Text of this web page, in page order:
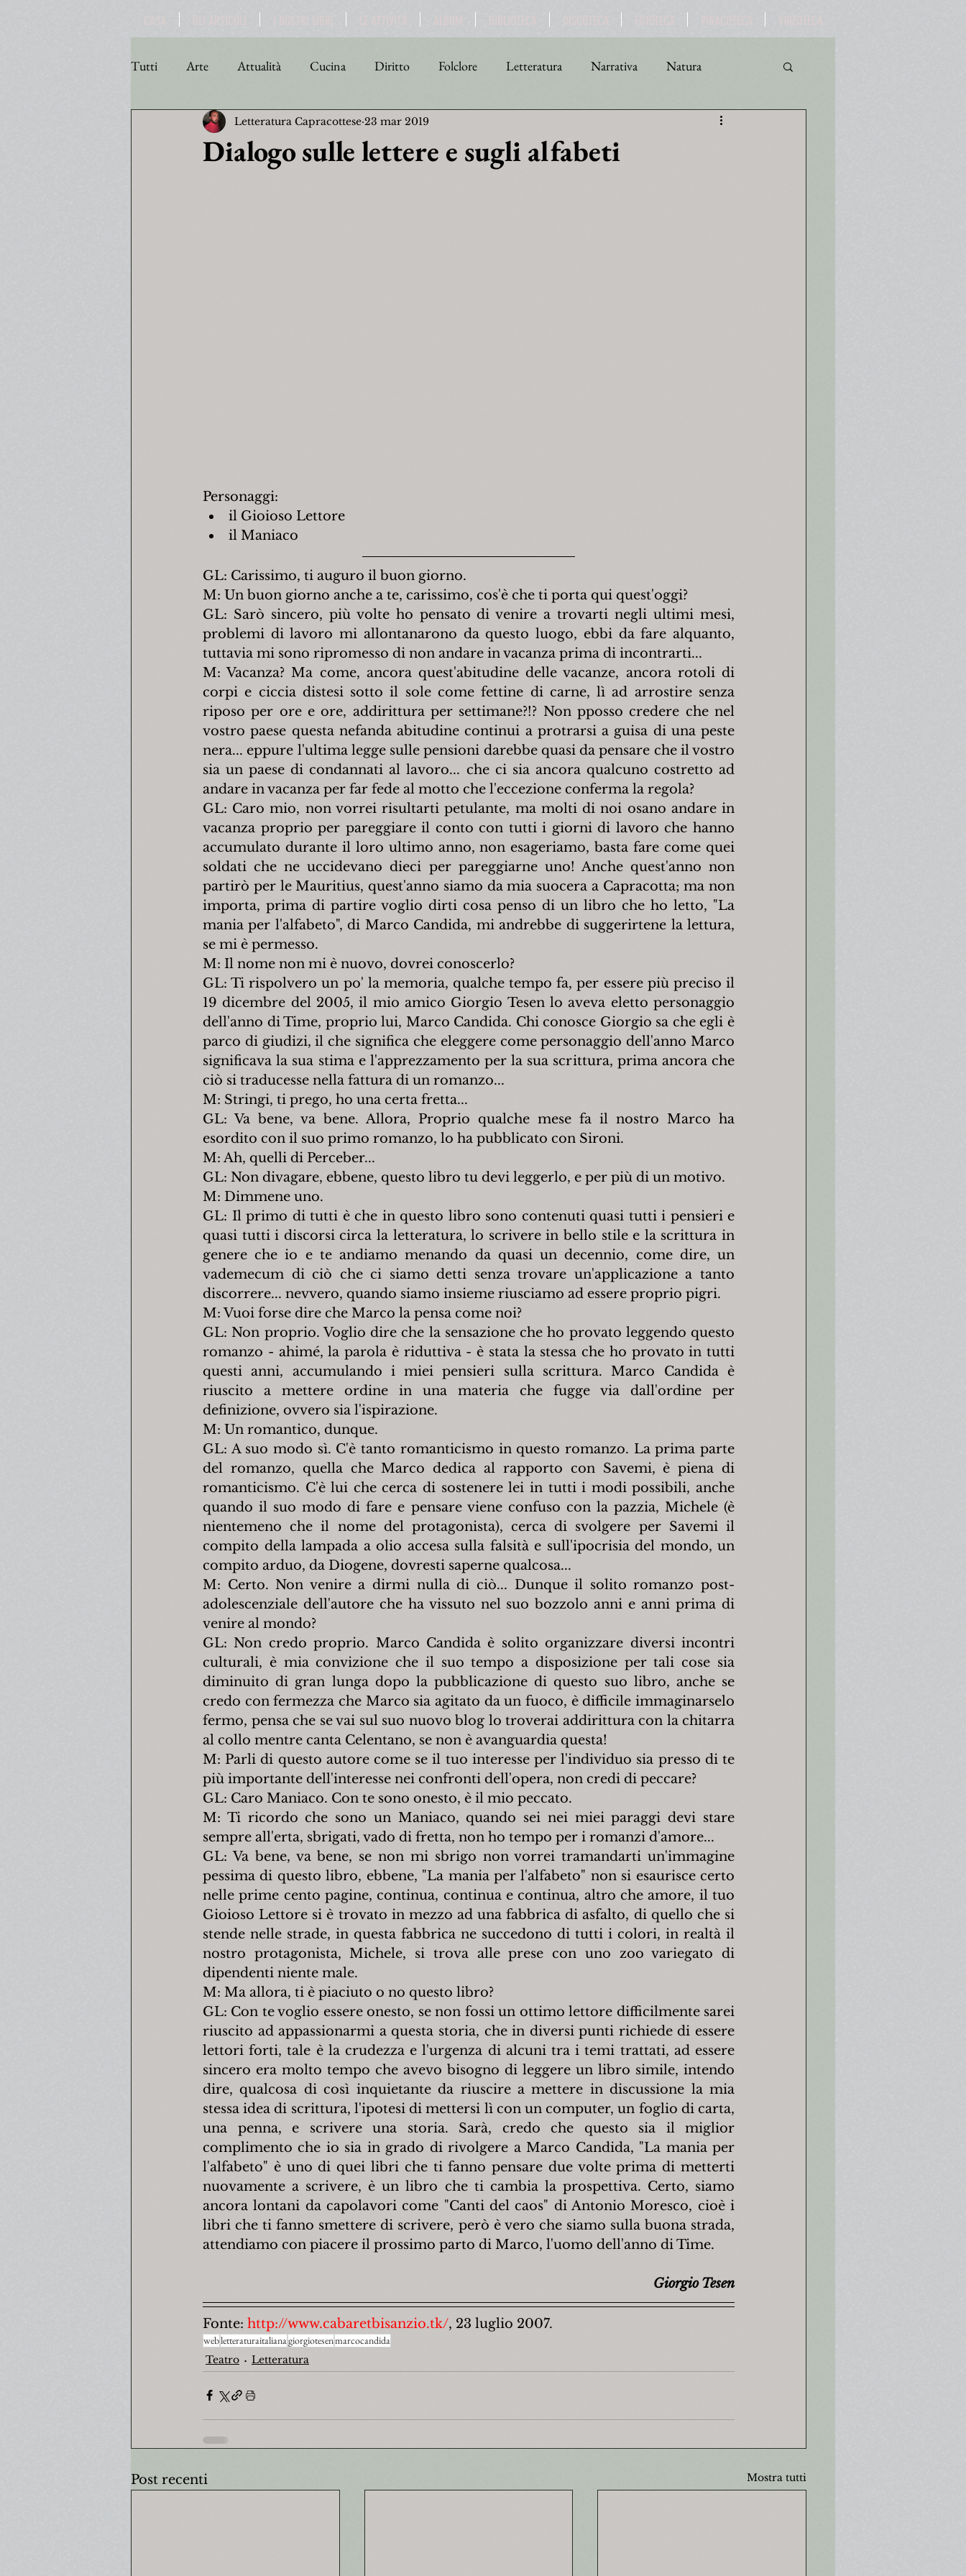
Tutti Arte Attualità Cucina Diritto Folclore Letteratura Narrativa Natura
Personaggi Poesia Politica Religione Turismo
Dialogo sulle lettere e sugli alfabeti
Letteratura Capracottese 23 mar 2019
Personaggi:
il Gioioso Lettore
il Maniaco
GL: Carissimo, ti auguro il buon giorno.
M: Un buon giorno anche a te, carissimo, cos'è che ti porta qui quest'oggi?
GL: Sarò sincero, più volte ho pensato di venire a trovarti negli ultimi mesi,
problemi di lavoro mi allontanarono da questo luogo, ebbi da fare alquanto,
tuttavia mi sono ripromesso di non andare in vacanza prima di incontrarti...
M: Vacanza? Ma come, ancora quest'abitudine delle vacanze, ancora rotoli di
corpi e ciccia distesi sotto il sole come fettine di carne, lì ad arrostire senza
riposo per ore e ore, addirittura per settimane?!? Non pposso credere che nel
vostro paese questa nefanda abitudine continui a protrarsi a guisa di una peste
nera... eppure l'ultima legge sulle pensioni darebbe quasi da pensare che il vostro
sia un paese di condannati al lavoro... che ci sia ancora qualcuno costretto ad
andare in vacanza per far fede al motto che l'eccezione conferma la regola?
GL: Caro mio, non vorrei risultarti petulante, ma molti di noi osano andare in
vacanza proprio per pareggiare il conto con tutti i giorni di lavoro che hanno
accumulato durante il loro ultimo anno, non esageriamo, basta fare come quei
soldati che ne uccidevano dieci per pareggiarne uno! Anche quest'anno non
partirò per le Mauritius, quest'anno siamo da mia suocera a Capracotta; ma non
importa, prima di partire voglio dirti cosa penso di un libro che ho letto, "La
mania per l'alfabeto", di Marco Candida, mi andrebbe di suggerirtene la lettura,
se mi è permesso.
M: Il nome non mi è nuovo, dovrei conoscerlo?
GL: Ti rispolvero un po' la memoria, qualche tempo fa, per essere più preciso il
19 dicembre del 2005, il mio amico Giorgio Tesen lo aveva eletto personaggio
dell'anno di Time, proprio lui, Marco Candida. Chi conosce Giorgio sa che egli è
parco di giudizi, il che significa che eleggere come personaggio dell'anno Marco
significava la sua stima e l'apprezzamento per la sua scrittura, prima ancora che
ciò si traducesse nella fattura di un romanzo...
M: Stringi, ti prego, ho una certa fretta...
GL: Va bene, va bene. Allora, Proprio qualche mese fa il nostro Marco ha
esordito con il suo primo romanzo, lo ha pubblicato con Sironi.
M: Ah, quelli di Perceber...
GL: Non divagare, ebbene, questo libro tu devi leggerlo, e per più di un motivo.
M: Dimmene uno.
GL: Il primo di tutti è che in questo libro sono contenuti quasi tutti i pensieri e
quasi tutti i discorsi circa la letteratura, lo scrivere in bello stile e la scrittura in
genere che io e te andiamo menando da quasi un decennio, come dire, un
vademecum di ciò che ci siamo detti senza trovare un'applicazione a tanto
discorrere... nevvero, quando siamo insieme riusciamo ad essere proprio pigri.
M: Vuoi forse dire che Marco la pensa come noi?
GL: Non proprio. Voglio dire che la sensazione che ho provato leggendo questo
romanzo - ahimé, la parola è riduttiva - è stata la stessa che ho provato in tutti
questi anni, accumulando i miei pensieri sulla scrittura. Marco Candida è
riuscito a mettere ordine in una materia che fugge via dall'ordine per
definizione, ovvero sia l'ispirazione.
M: Un romantico, dunque.
GL: A suo modo sì. C'è tanto romanticismo in questo romanzo. La prima parte
del romanzo, quella che Marco dedica al rapporto con Savemi, è piena di
romanticismo. C'è lui che cerca di sostenere lei in tutti i modi possibili, anche
quando il suo modo di fare e pensare viene confuso con la pazzia, Michele (è
nientemeno che il nome del protagonista), cerca di svolgere per Savemi il
compito della lampada a olio accesa sulla falsità e sull'ipocrisia del mondo, un
compito arduo, da Diogene, dovresti saperne qualcosa...
M: Certo. Non venire a dirmi nulla di ciò... Dunque il solito romanzo post-
adolescenziale dell'autore che ha vissuto nel suo bozzolo anni e anni prima di
venire al mondo?
GL: Non credo proprio. Marco Candida è solito organizzare diversi incontri
culturali, è mia convizione che il suo tempo a disposizione per tali cose sia
diminuito di gran lunga dopo la pubblicazione di questo suo libro, anche se
credo con fermezza che Marco sia agitato da un fuoco, è difficile immaginarselo
fermo, pensa che se vai sul suo nuovo blog lo troverai addirittura con la chitarra
al collo mentre canta Celentano, se non è avanguardia questa!
M: Parli di questo autore come se il tuo interesse per l'individuo sia presso di te
più importante dell'interesse nei confronti dell'opera, non credi di peccare?
GL: Caro Maniaco. Con te sono onesto, è il mio peccato.
M: Ti ricordo che sono un Maniaco, quando sei nei miei paraggi devi stare
sempre all'erta, sbrigati, vado di fretta, non ho tempo per i romanzi d'amore...
GL: Va bene, va bene, se non mi sbrigo non vorrei tramandarti un'immagine
pessima di questo libro, ebbene, "La mania per l'alfabeto" non si esaurisce certo
nelle prime cento pagine, continua, continua e continua, altro che amore, il tuo
Gioioso Lettore si è trovato in mezzo ad una fabbrica di asfalto, di quello che si
stende nelle strade, in questa fabbrica ne succedono di tutti i colori, in realtà il
nostro protagonista, Michele, si trova alle prese con uno zoo variegato di
dipendenti niente male.
M: Ma allora, ti è piaciuto o no questo libro?
GL: Con te voglio essere onesto, se non fossi un ottimo lettore difficilmente sarei
riuscito ad appassionarmi a questa storia, che in diversi punti richiede di essere
lettori forti, tale è la crudezza e l'urgenza di alcuni tra i temi trattati, ad essere
sincero era molto tempo che avevo bisogno di leggere un libro simile, intendo
dire, qualcosa di così inquietante da riuscire a mettere in discussione la mia
stessa idea di scrittura, l'ipotesi di mettersi lì con un computer, un foglio di carta,
una penna, e scrivere una storia. Sarà, credo che questo sia il miglior
complimento che io sia in grado di rivolgere a Marco Candida, "La mania per
l'alfabeto" è uno di quei libri che ti fanno pensare due volte prima di metterti
nuovamente a scrivere, è un libro che ti cambia la prospettiva. Certo, siamo
ancora lontani da capolavori come "Canti del caos" di Antonio Moresco, cioè i
libri che ti fanno smettere di scrivere, però è vero che siamo sulla buona strada,
attendiamo con piacere il prossimo parto di Marco, l'uomo dell'anno di Time.
Giorgio Tesen
Fonte: http://www.cabaretbisanzio.tk/, 23 luglio 2007.
webletteraturaitalianagiorgiotesenmarcocandida
Teatro
Letteratura
Post recenti Mostra tutti